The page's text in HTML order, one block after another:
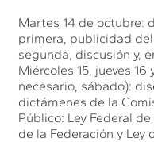
Martes 14 de octubre:
primera, publicidad
segunda, discusión y,
Miércoles 15, jueves
necesario, sábado):
dictámenes de la
Público: Ley Federal
de la Federación y Ley